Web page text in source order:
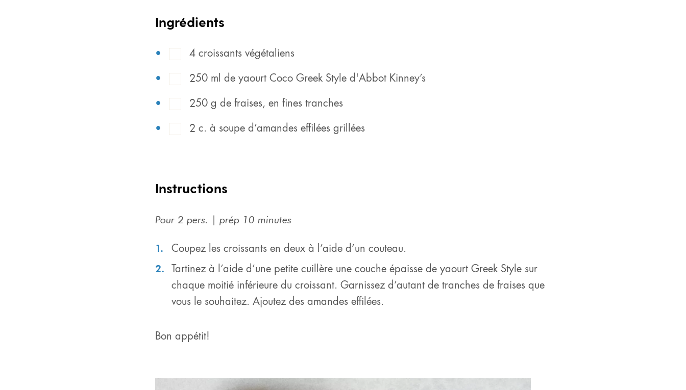
Ingrédients
4 croissants végétaliens
250 ml de yaourt Coco Greek Style d'Abbot Kinney’s
250 g de fraises, en fines tranches
2 c. à soupe d’amandes effilées grillées
Instructions
Pour 2 pers. | prép 10 minutes
Coupez les croissants en deux à l’aide d’un couteau.
Tartinez à l’aide d’une petite cuillère une couche épaisse de yaourt Greek Style sur
chaque moitié inférieure du croissant. Garnissez d’autant de tranches de fraises que
vous le souhaitez. Ajoutez des amandes effilées.
Bon appétit!